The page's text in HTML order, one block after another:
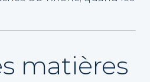
matières